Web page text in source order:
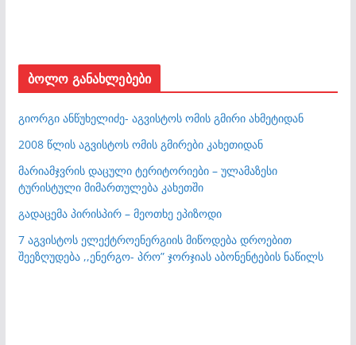
ბოლო განახლებები
გიორგი ანწუხელიძე- აგვისტოს ომის გმირი ახმეტიდან
2008 წლის აგვისტოს ომის გმირები კახეთიდან
მარიამჯვრის დაცული ტერიტორიები – ულამაზესი
ტურისტული მიმართულება კახეთში
გადაცემა პირისპირ – მეოთხე ეპიზოდი
7 აგვისტოს ელექტროენერგიის მიწოდება დროებით
შეეზღუდება ,,ენერგო- პრო” ჯორჯიას აბონენტების ნაწილს